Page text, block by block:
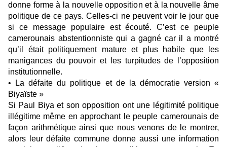
donne forme à la nouvelle opposition et à la nouvelle âme
politique de ce pays. Celles-ci ne peuvent voir le jour que
si ce message populaire est écouté. C’est ce peuple
camerounais abstentionniste qui a gagné car il a montré
qu’il était politiquement mature et plus habile que les
manigances du pouvoir et les turpitudes de l’opposition
institutionnelle.
• La défaite du politique et de la démocratie version «
Biyaïste »
Si Paul Biya et son opposition ont une légitimité politique
illégitime même en approchant le peuple camerounais de
façon arithmétique ainsi que nous venons de le montrer,
alors leur défaite commune donne aussi une information